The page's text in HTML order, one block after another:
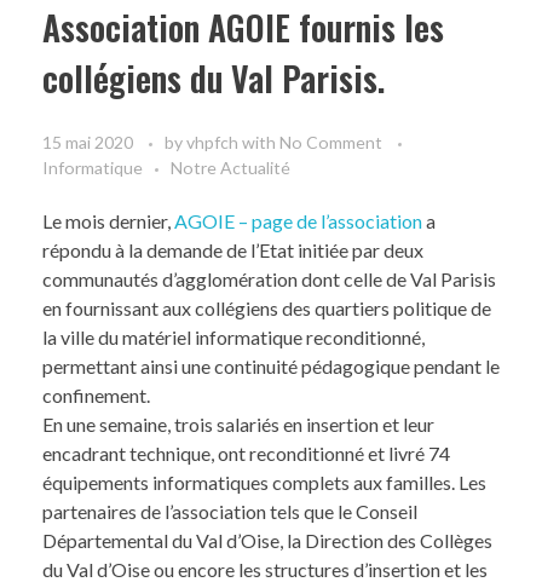
Association AGOIE fournis les
collégiens du Val Parisis.
15 mai 2020 byvhpfch with No Comment
Informatique
Notre Actualité
Le mois dernier, AGOIE – page de l’associationa
répondu à la demande de l’Etat initiée par deux
communautés d’agglomération dont celle de Val Parisis
en fournissant aux collégiens des quartiers politique de
la ville du matériel informatique reconditionné,
permettant ainsi une continuité pédagogique pendant le
confinement.
En une semaine, trois salariés en insertion et leur
encadrant technique, ont reconditionné et livré 74
équipements informatiques complets aux familles. Les
partenaires de l’association tels que le Conseil
Départemental du Val d’Oise, la Direction des Collèges
du Val d’Oise ou encore les structures d’insertion et les